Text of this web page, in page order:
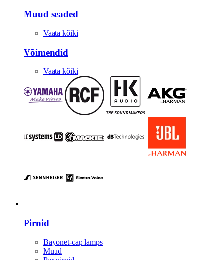
Muud seaded
Vaata kõiki
Võimendid
Vaata kõiki
Pirnid
Bayonet-cap lamps
Muud